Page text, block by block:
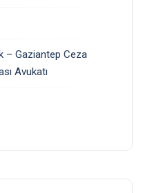
– Gaziantep Ceza
Avukatı